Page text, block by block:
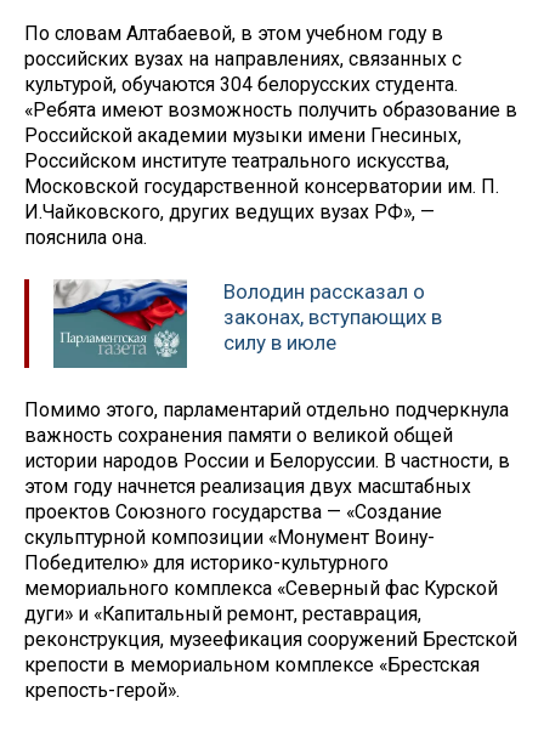
По словам Алтабаевой, в этом учебном году в
российских вузах на направлениях, связанных с
культурой, обучаются 304 белорусских студента.
«Ребята имеют возможность получить образование в
Российской академии музыки имени Гнесиных,
Российском институте театрального искусства,
Московской государственной консерватории им. П.
И.Чайковского, других ведущих вузах РФ», —
пояснила она.
Володин рассказал о
законах, вступающих в
силу в июле
Помимо этого, парламентарий отдельно подчеркнула
важность сохранения памяти о великой общей
истории народов России и Белоруссии. В частности, в
этом году начнется реализация двух масштабных
проектов Союзного государства — «Создание
скульптурной композиции «Монумент Воину-
Победителю» для историко-культурного
мемориального комплекса «Северный фас Курской
дуги» и «Капитальный ремонт, реставрация,
реконструкция, музеефикация сооружений Брестской
крепости в мемориальном комплексе «Брестская
крепость-герой».